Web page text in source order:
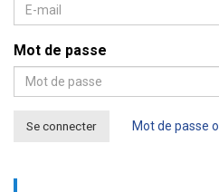
Mot de passe
Se connecter Mot de passe